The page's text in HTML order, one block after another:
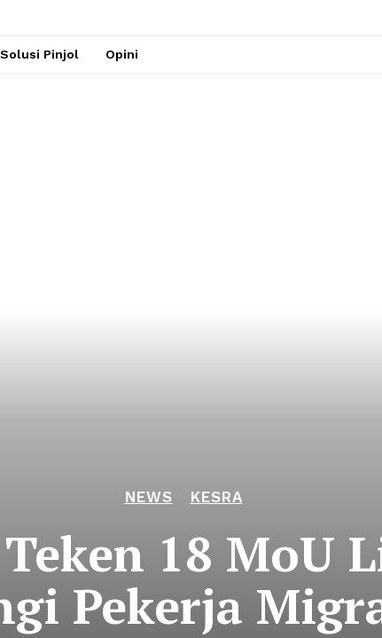
Solusi Pinjol Opini
NEWS KESRA
18 MoU
Pekerja